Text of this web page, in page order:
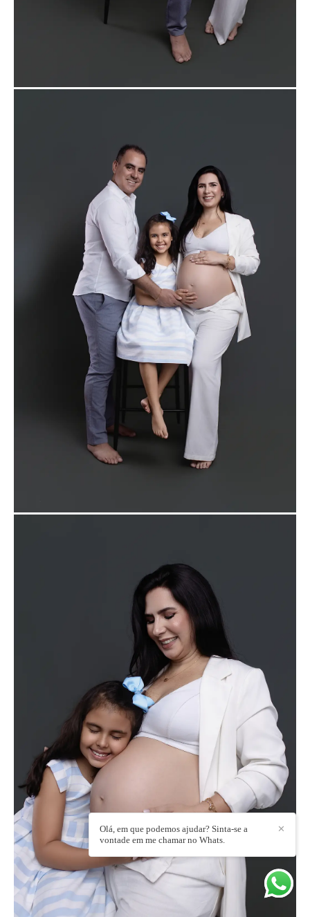
✕
Olá, em que podemos ajudar? Sinta-se a
vontade em me chamar no Whats.